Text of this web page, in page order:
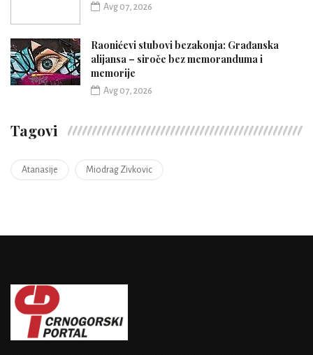
Avg 07, 2026
Raonićevi stubovi bezakonja: Građanska
alijansa – siroče bez memoranduma i
memorije
Avg 07, 2026
Tagovi
Atanasije Miodrag Zivkovic